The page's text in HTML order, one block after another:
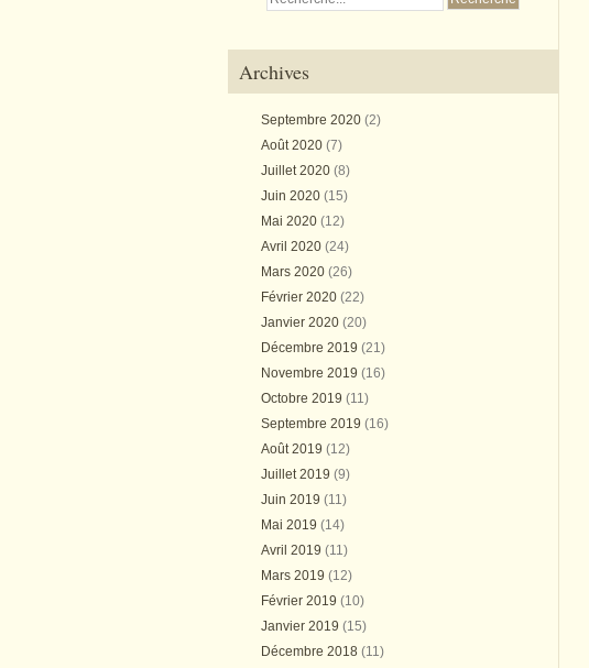
Archives
Septembre 2020 (2)
Août 2020 (7)
Juillet 2020 (8)
Juin 2020 (15)
Mai 2020 (12)
Avril 2020 (24)
Mars 2020 (26)
Février 2020 (22)
Janvier 2020 (20)
Décembre 2019 (21)
Novembre 2019 (16)
Octobre 2019 (11)
Septembre 2019 (16)
Août 2019 (12)
Juillet 2019 (9)
Juin 2019 (11)
Mai 2019 (14)
Avril 2019 (11)
Mars 2019 (12)
Février 2019 (10)
Janvier 2019 (15)
Décembre 2018 (11)